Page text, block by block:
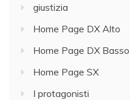
giustizia
Home Page DX Alto
Home Page DX Basso
Home Page SX
I protagonisti